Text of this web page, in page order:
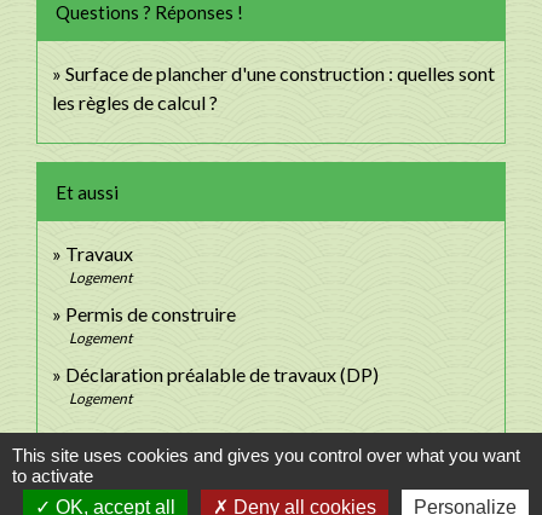
Questions ? Réponses !
Surface de plancher d'une construction : quelles sont
les règles de calcul ?
Et aussi
Travaux
Logement
Permis de construire
Logement
Déclaration préalable de travaux (DP)
Logement
Signaler une erreur sur cette page
This site uses cookies and gives you control over what you want
to activate
OK, accept all
Deny all cookies Personalize